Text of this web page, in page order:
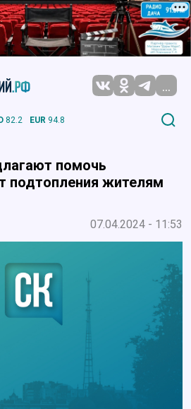
...
82.2 EUR 94.8
помочь
подтопления жителям
07.04.2024 - 11:53